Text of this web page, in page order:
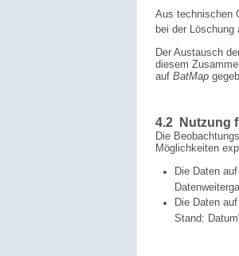
Aus technischen
bei der
Der Austausch
diesem
auf BatMap
4.2 Nutzung
Die
Möglichkeiten
Die Daten
Die Daten
Stand: